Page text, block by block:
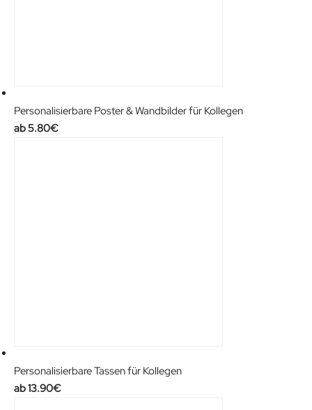
Personalisierbare Poster & Wandbilder für Kollegen
5.80€
Personalisierbare Tassen für Kollegen
13.90€